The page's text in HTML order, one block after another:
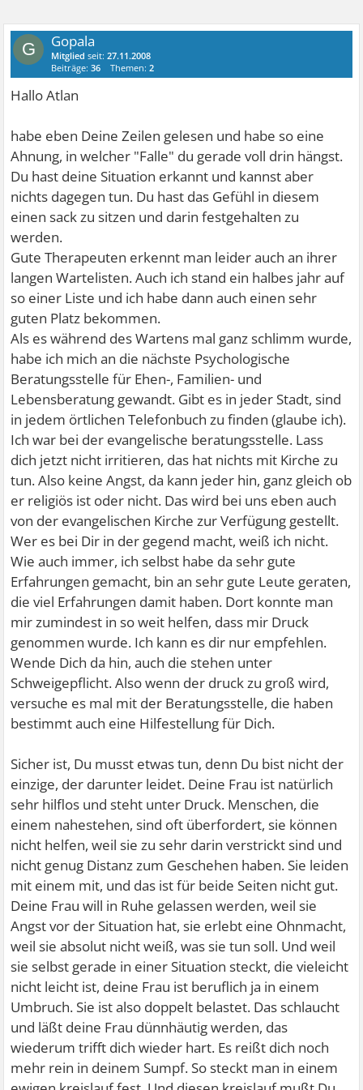
G Gopala
Mitglied seit:27.11.2008
Beiträge:36 Themen:2
Hallo Atlan
habe eben Deine Zeilen gelesen und habe so eine
Ahnung, in welcher "Falle" du gerade voll drin hängst.
Du hast deine Situation erkannt und kannst aber
nichts dagegen tun. Du hast das Gefühl in diesem
einen sack zu sitzen und darin festgehalten zu
werden.
Gute Therapeuten erkennt man leider auch an ihrer
langen Wartelisten. Auch ich stand ein halbes jahr auf
so einer Liste und ich habe dann auch einen sehr
guten Platz bekommen.
Als es während des Wartens mal ganz schlimm wurde,
habe ich mich an die nächste Psychologische
Beratungsstelle für Ehen-, Familien- und
Lebensberatung gewandt. Gibt es in jeder Stadt, sind
in jedem örtlichen Telefonbuch zu finden (glaube ich).
Ich war bei der evangelische beratungsstelle. Lass
dich jetzt nicht irritieren, das hat nichts mit Kirche zu
tun. Also keine Angst, da kann jeder hin, ganz gleich ob
er religiös ist oder nicht. Das wird bei uns eben auch
von der evangelischen Kirche zur Verfügung gestellt.
Wer es bei Dir in der gegend macht, weiß ich nicht.
Wie auch immer, ich selbst habe da sehr gute
Erfahrungen gemacht, bin an sehr gute Leute geraten,
die viel Erfahrungen damit haben. Dort konnte man
mir zumindest in so weit helfen, dass mir Druck
genommen wurde. Ich kann es dir nur empfehlen.
Wende Dich da hin, auch die stehen unter
Schweigepflicht. Also wenn der druck zu groß wird,
versuche es mal mit der Beratungsstelle, die haben
bestimmt auch eine Hilfestellung für Dich.
Sicher ist, Du musst etwas tun, denn Du bist nicht der
einzige, der darunter leidet. Deine Frau ist natürlich
sehr hilflos und steht unter Druck. Menschen, die
einem nahestehen, sind oft überfordert, sie können
nicht helfen, weil sie zu sehr darin verstrickt sind und
nicht genug Distanz zum Geschehen haben. Sie leiden
mit einem mit, und das ist für beide Seiten nicht gut.
Deine Frau will in Ruhe gelassen werden, weil sie
Angst vor der Situation hat, sie erlebt eine Ohnmacht,
weil sie absolut nicht weiß, was sie tun soll. Und weil
sie selbst gerade in einer Situation steckt, die vieleicht
nicht leicht ist, deine Frau ist beruflich ja in einem
Umbruch. Sie ist also doppelt belastet. Das schlaucht
und läßt deine Frau dünnhäutig werden, das
wiederum trifft dich wieder hart. Es reißt dich noch
mehr rein in deinem Sumpf. So steckt man in einem